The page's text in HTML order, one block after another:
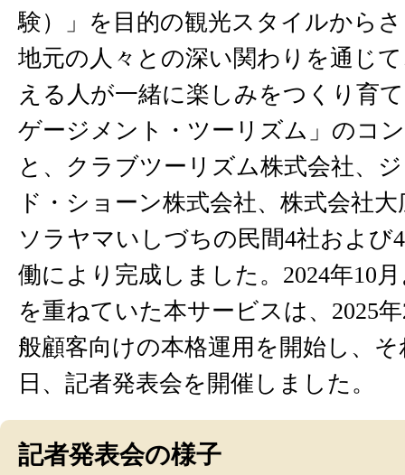
験）」を目的の観光スタイルから
地元の人々との深い関わりを通じ
える人が一緒に楽しみをつくり育
ゲージメント・ツーリズム」のコ
と、クラブツーリズム株式会社、
ド・ショーン株式会社、株式会社
ソラヤマいしづちの民間4社および
働により完成しました。2024年10
を重ねていた本サービスは、2025
般顧客向けの本格運用を開始し、
日、記者発表会を開催しました。
記者発表会の様子